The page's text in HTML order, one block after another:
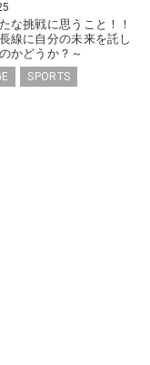
な挑戦に思うこと！！
線に自分の未来を託し
かどうか？～
SPORTS